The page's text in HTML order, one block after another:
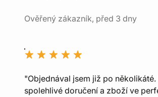
Ověřený zákazník, před 3 dny
"Objednával jsem již po několikáté.
spolehlivé doručení a zboží ve